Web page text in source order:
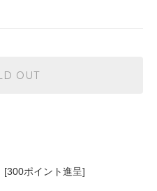
OUT
[300ポイント進呈]